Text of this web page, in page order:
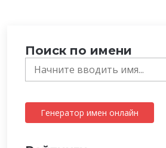
Поиск по имени
Генератор имен онлайн